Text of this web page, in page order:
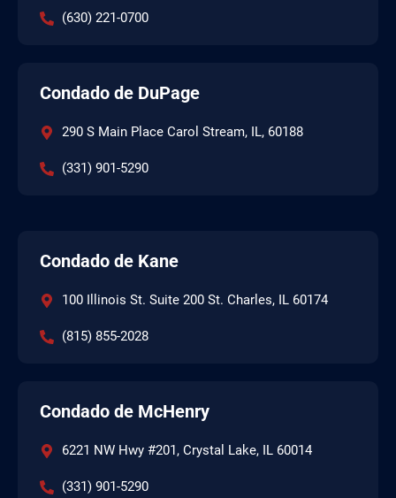
(630) 221-0700
Condado de DuPage
290 S Main Place Carol Stream, IL, 60188
(331) 901-5290
Condado de Kane
100 Illinois St. Suite 200 St. Charles, IL 60174
(815) 855-2028
Condado de McHenry
6221 NW Hwy #201, Crystal Lake, IL 60014
(331) 901-5290